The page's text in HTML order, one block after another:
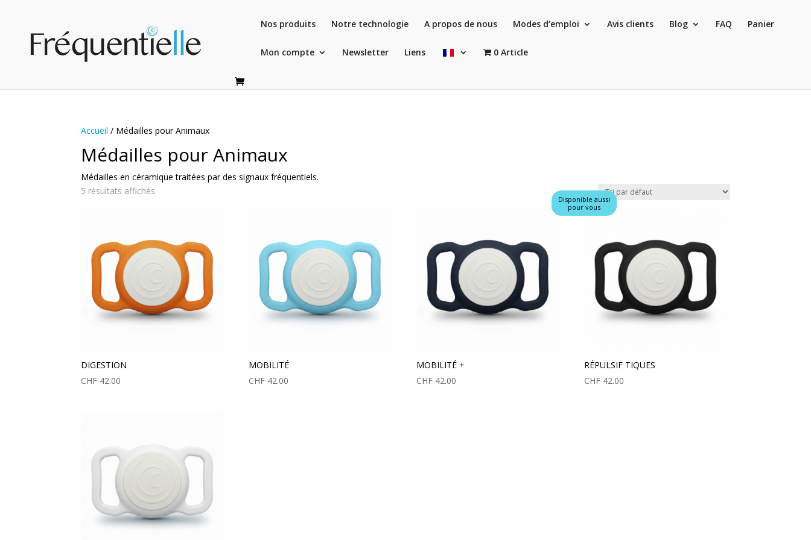
Nos produits Notre technologie A propos de nous Modes d’emploi Avis clients Blog FAQ Panier
Mon compte Newsletter Liens 0 Article
Accueil / Médailles pour Animaux
Médailles pour Animaux
Médailles en céramique traitées par des signaux fréquentiels.
5 résultats affichés
DIGESTION
CHF 42.00
MOBILITÉ
CHF 42.00
MOBILITÉ +
CHF 42.00
Disponible aussi
pour vous
RÉPULSIF TIQUES
CHF 42.00